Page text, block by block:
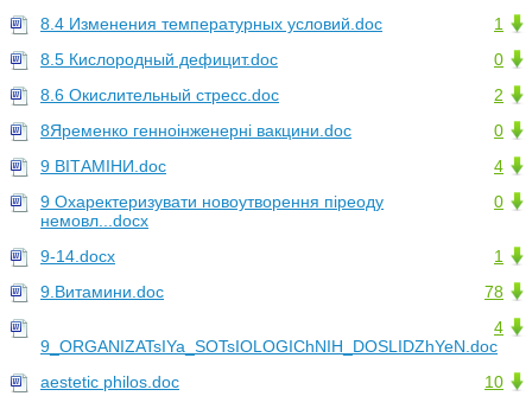
1
8.4 Изменения температурных условий.doc
0
8.5 Кислородный дефицит.doc
2
8.6 Окислительный стресс.doc
0
8Яременко генноінженерні вакцини.doc
4
9 ВІТАМІНИ.doc
0
9 Охаректеризувати новоутворення піреоду
немовл...docx
1
9-14.docx
78
9.Витамини.doc
4
9_ORGANIZATsIYa_SOTsIOLOGIChNIH_DOSLIDZhYeN.doc
10
aestetic philos.doc